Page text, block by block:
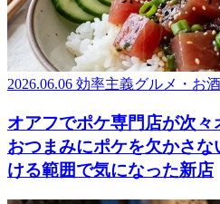
2026.06.06 効率主義グルメ・お酒
オアフでポケ専門店が次
おつまみにポケを欠かさ
ける範囲で気になった新店